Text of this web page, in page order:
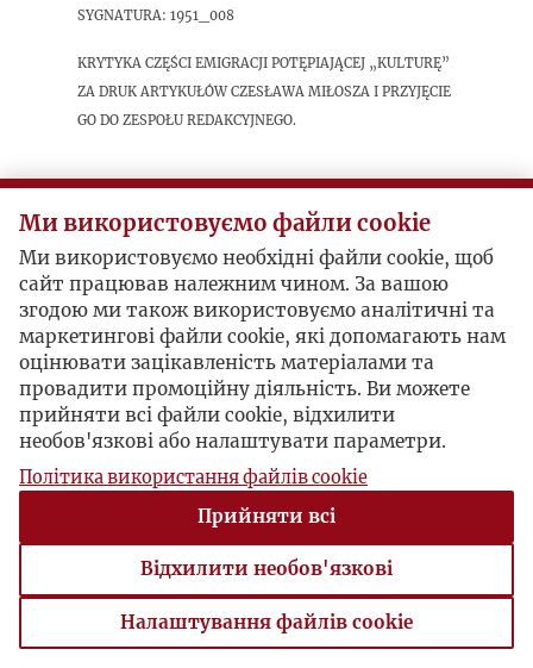
sygnatura: 1951_008
Krytyka części emigracji potępiającej „Kulturę”
za druk artykułów Czesława Miłosza i przyjęcie
go do zespołu redakcyjnego.
Postacie powiązane
Inne:Aleksander Janta-Połczyński
Autor publikacji:Aleksander Janta-
Połczyński
Inne:Czesław Miłosz
Ми використовуємо файли cookie
Ми використовуємо необхідні файли cookie, щоб
сайт працював належним чином. За вашою
згодою ми також використовуємо аналітичні та
маркетингові файли cookie, які допомагають нам
оцінювати зацікавленість матеріалами та
провадити промоційну діяльність. Ви можете
прийняти всі файли cookie, відхилити
необов'язкові або налаштувати параметри.
Політика використання файлів cookie
Прийняти всі
Відхилити необов'язкові
Налаштування файлів cookie
Налаштування файлів cookie